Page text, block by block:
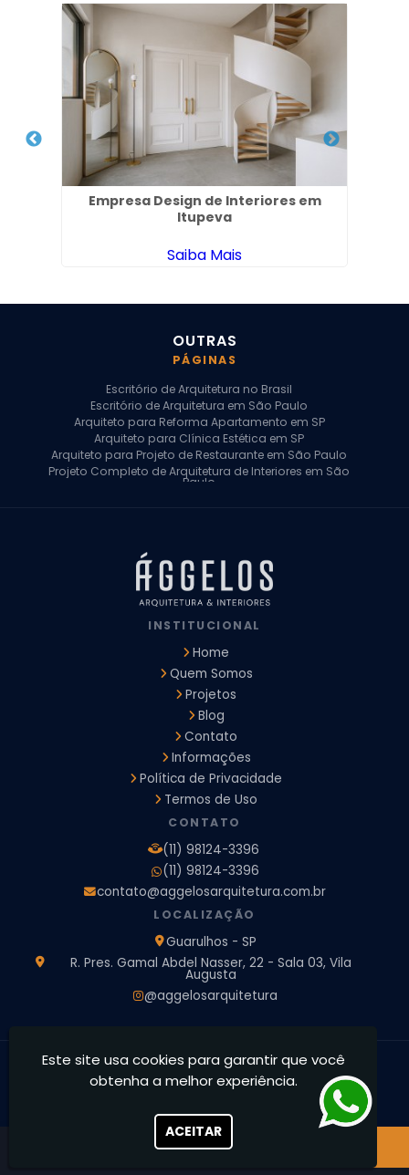
Empresa Design de Interiores em
Itupeva
Saiba Mais
OUTRAS
PÁGINAS
Escritório de Arquitetura no Brasil
Escritório de Arquitetura em São Paulo
Arquiteto para Reforma Apartamento em SP
Arquiteto para Clínica Estética em SP
Arquiteto para Projeto de Restaurante em São Paulo
Projeto Completo de Arquitetura de Interiores em São
Paulo
Arquiteto para Projeto Comercial em São Paulo
Arquiteto Comercial
Arquiteto para Reforma de Apartamento
Arquiteto para Reforma Residencial
Arquitetura para Reforma de Casas
Design de Interiores Apartamentos
Design de Interiores Residencial
Empresa de Arquitetura e Design
Empresas de Arquitetura e Design de Interiores
Escritório de Design de Interiores
Projeto Executivo Arquitetura
Arquitetura Institucional
Arquitetura Residencial
Empresa de Arquitetura
Empresa de Arquitetura e Engenharia
Empresa Design de Interiores
Escritorio de Arquitetura
Projeto de Arquitetura 3D
Projeto de Arquitetura Comercial
Projeto de Arquitetura de Casa
Projeto de Arquitetura de Interiores
Projeto de Arquitetura e Engenharia
Projeto de Arquitetura para Apartamentos
Projeto de Arquitetura Residencial
Projeto de Interiores Comercial
Projeto de Interiores Completo
Projeto de Interiores Residencial
INSTITUCIONAL
Home
Quem Somos
Projetos
Blog
Contato
Informações
Política de Privacidade
Termos de Uso
CONTATO
(11) 98124-3396
(11) 98124-3396
contato@aggelosarquitetura.com.br
LOCALIZAÇÃO
Guarulhos - SP
R. Pres. Gamal Abdel Nasser, 22 - Sala 03, Vila
Augusta
@aggelosarquitetura
Ággelos Arquitetura e Interiores - Transformamos espaços,
concretizamos sonhos
Este site usa cookies para garantir que você
obtenha a melhor experiência.
ACEITAR